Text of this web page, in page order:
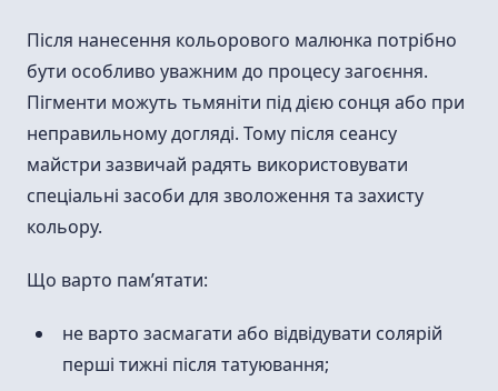
Після нанесення кольорового малюнка потрібно
бути особливо уважним до процесу загоєння.
Пігменти можуть тьмяніти під дією сонця або при
неправильному догляді. Тому після сеансу
майстри зазвичай радять використовувати
спеціальні засоби для зволоження та захисту
кольору.
Що варто пам’ятати:
не варто засмагати або відвідувати солярій
перші тижні після татуювання;